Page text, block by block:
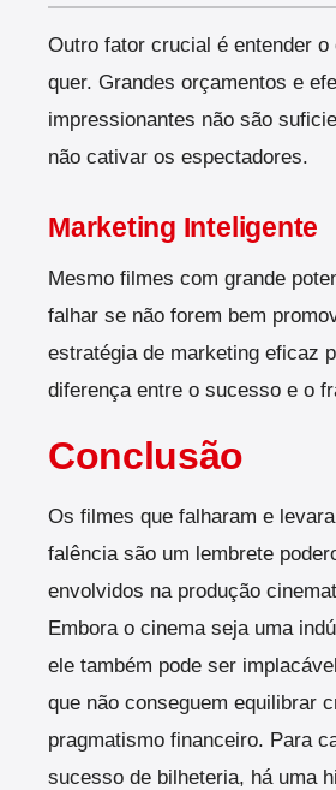
Outro fator crucial é entender o
quer. Grandes orçamentos e
impressionantes não são
não cativar os espectadores.
Marketing Inteligente
Mesmo filmes com grande
falhar se não forem bem
estratégia de marketing eficaz
diferença entre o sucesso e o
Conclusão
Os filmes que falharam e
falência são um lembrete
envolvidos na produção
Embora o cinema seja uma
ele também pode ser
que não conseguem equilibrar
pragmatismo financeiro. Para
sucesso de bilheteria, há uma